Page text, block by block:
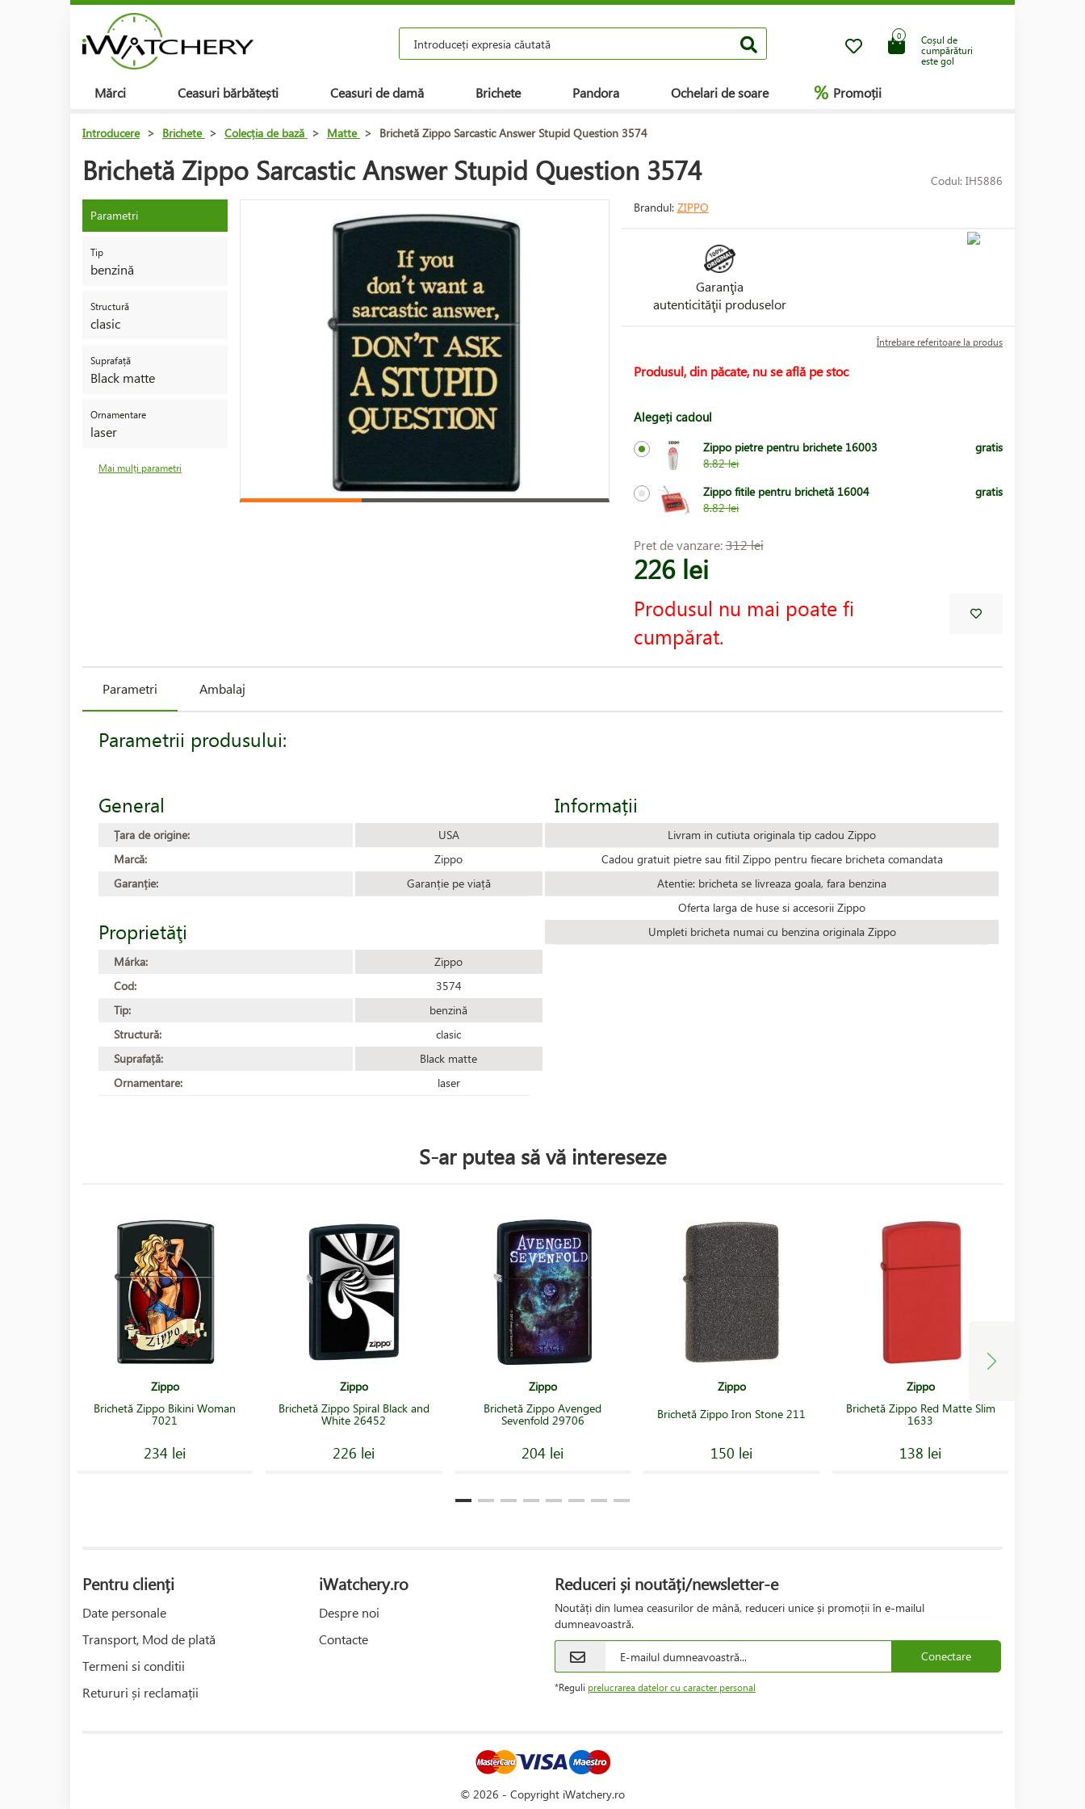
Coșul de
cumpărături
este gol
0
Mărci Ceasuri bărbătești Ceasuri de damă Brichete Pandora Ochelari de soare % Promoții
Introducere > Brichete > Colecția de bază > Matte > Brichetă Zippo Sarcastic Answer Stupid Question 3574
Brichetă Zippo Sarcastic Answer Stupid Question 3574 Codul: IH5886
Parametri
Tip
benzină
Structură
clasic
Suprafață
Black matte
Ornamentare
laser
Mai mulți parametri
Brandul: ZIPPO
Garanţia
autenticităţii produselor
Întrebare referitoare la produs
Produsul, din păcate, nu se află pe stoc
Alegeți cadoul
Zippo pietre pentru brichete 16003
8.82 lei
gratis
Zippo fitile pentru brichetă 16004
8.82 lei
gratis
Pret de vanzare:312 lei
226 lei
Produsul nu mai poate fi
cumpărat.
Parametri Ambalaj
Parametrii produsului:
General
Țara de origine:
USA
Marcă:
Zippo
Garanție:
Garanție pe viață
Proprietăţi
Márka:
Zippo
Cod:
3574
Tip:
benzină
Structură:
clasic
Suprafață:
Black matte
Ornamentare:
laser
Informații
Livram in cutiuta originala tip cadou Zippo
Cadou gratuit pietre sau fitil Zippo pentru fiecare bricheta comandata
Atentie: bricheta se livreaza goala, fara benzina
Oferta larga de huse si accesorii Zippo
Umpleti bricheta numai cu benzina originala Zippo
S-ar putea să vă intereseze
Zippo
Brichetă Zippo Bikini Woman
7021
234 lei
Zippo
Brichetă Zippo Spiral Black and
White 26452
226 lei
Zippo
Brichetă Zippo Avenged
Sevenfold 29706
204 lei
Zippo
Brichetă Zippo Iron Stone 211
150 lei
Zippo
Brichetă Zippo Red Matte Slim
1633
138 lei
Pentru clienți
Date personale
Transport, Mod de plată
Termeni si conditii
Retururi și reclamații
iWatchery.ro
Despre noi
Contacte
Reduceri și noutăți/newsletter-e
Noutăți din lumea ceasurilor de mână, reduceri unice și promoții în e-mailul
dumneavoastră.
Conectare
*Reguli prelucrarea datelor cu caracter personal
© 2026 - Copyright iWatchery.ro